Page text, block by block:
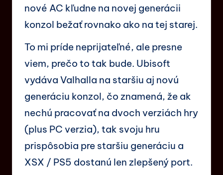
nové AC kľudne na novej generácii
konzol bežať rovnako ako na tej starej.
To mi príde neprijateľné, ale presne
viem, prečo to tak bude. Ubisoft
vydáva Valhalla na staršiu aj novú
generáciu konzol, čo znamená, že ak
nechú pracovať na dvoch verziách hry
(plus PC verzia), tak svoju hru
prispôsobia pre staršiu generáciu a
XSX / PS5 dostanú len zlepšený port.